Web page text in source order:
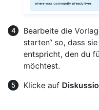
Bearbeite die
starten“ so, dass
entspricht, den du
möchtest.
Klicke auf